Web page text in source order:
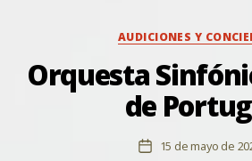
AUDICIONES Y
Orquesta
de
Fecha15 de mayo de